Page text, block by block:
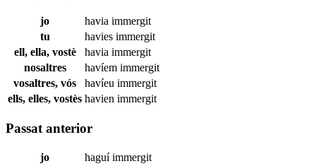
jo havia immergit
tu
havies immergit
ell, ella, vostè
havia immergit
nosaltres
havíem immergit
vosaltres, vós
havíeu immergit
ells, elles, vostès havien immergit
Passat anterior
jo haguíimmergit